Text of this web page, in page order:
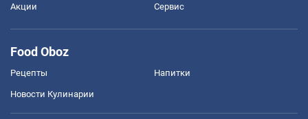
Акции Сервис
Food Oboz
Рецепты Напитки
Новости Кулинарии